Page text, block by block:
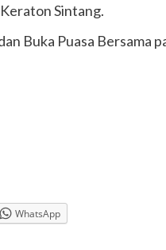
Sintang.
Buka Puasa Bersama
WhatsApp